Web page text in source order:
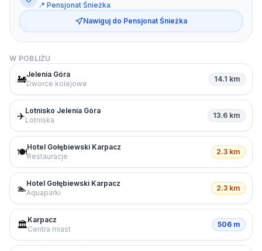
📍 Pensjonat Śnieżka
Nawiguj do Pensjonat Śnieżka
W POBLIŻU
🚂Jelenia Góra
Dworce kolejowe
14.1 km
✈️Lotnisko Jelenia Góra
Lotniska
13.6 km
🍽️Hotel Gołębiewski Karpacz
Restauracje
2.3 km
🏊Hotel Gołębiewski Karpacz
Aquaparki
2.3 km
🏛️Karpacz
Centra miast
506 m